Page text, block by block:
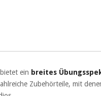
bietet ein breites
Zubehörteile, mit